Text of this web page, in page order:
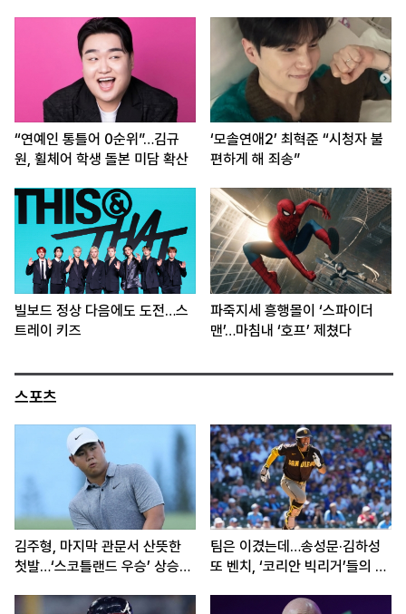
“연예인 통틀어 0순위”…김규
원, 휠체어 학생 돌본 미담 확산
‘모솔연애2’ 최혁준 “시청자 불
편하게 해 죄송”
빌보드 정상 다음에도 도전…스
트레이 키즈
파죽지세 흥행몰이 ‘스파이더
맨’…마침내 ‘호프’ 제쳤다
스포츠
김주형, 마지막 관문서 산뜻한
첫발…‘스코틀랜드 우승’ 상승세
팀은 이겼는데…송성문·김하성
또 벤치, ‘코리안 빅리거’들의 고